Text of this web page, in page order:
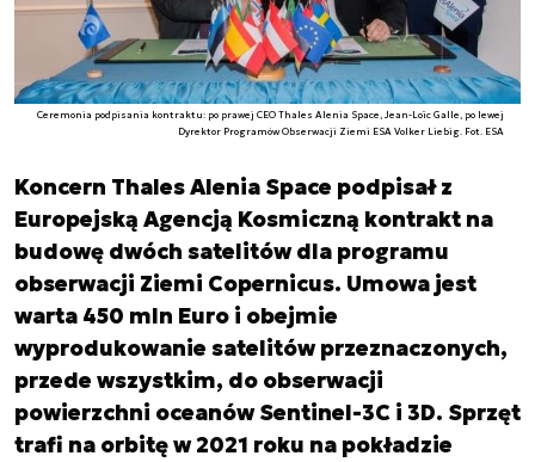
Ceremonia podpisania kontraktu: po prawej CEO Thales Alenia Space, Jean-Loïc Galle, po lewej
Dyrektor Programów Obserwacji Ziemi ESA Volker Liebig. Fot. ESA
Koncern Thales Alenia Space podpisał z
Europejską Agencją Kosmiczną kontrakt na
budowę dwóch satelitów dla programu
obserwacji Ziemi Copernicus. Umowa jest
warta 450 mln Euro i obejmie
wyprodukowanie satelitów przeznaczonych,
przede wszystkim, do obserwacji
powierzchni oceanów Sentinel-3C i 3D. Sprzęt
trafi na orbitę w 2021 roku na pokładzie